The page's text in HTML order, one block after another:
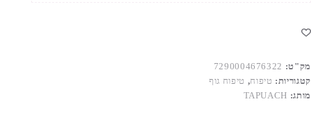
מק"ט: 7290004676322
קטגוריות: טיפוח, טיפוח גוף
מותג: TAPUACH